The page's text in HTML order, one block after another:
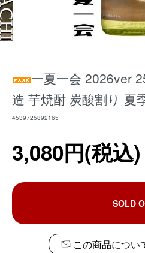
一夏一会 2026ver
造 芋焼酎 炭酸割り 夏
4539725892165
3,080円(税込)
SOLD
この商品につい